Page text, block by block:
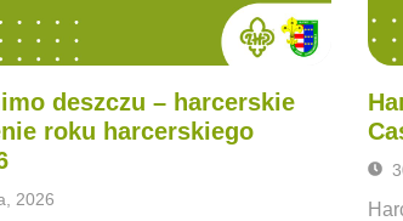
deszczu – harcerskie
roku harcerskiego
2026